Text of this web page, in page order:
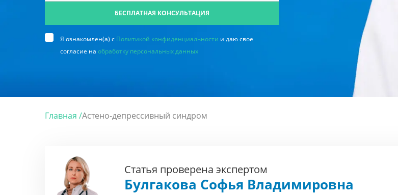
БЕСПЛАТНАЯ КОНСУЛЬТАЦИЯ
Я ознакомлен(а) с Политикой конфиденциальности и даю свое
согласие на обработку персональных данных
Главная /Астено-депрессивный синдром
Статья проверена экспертом
Булгакова Софья Владимировна